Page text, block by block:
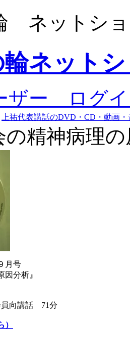
ネットシ
ネット
ザー ログ
上祐代表講話のDVD・CD・動画
の精神病理
月号
因分析』
員向講話 71分
）